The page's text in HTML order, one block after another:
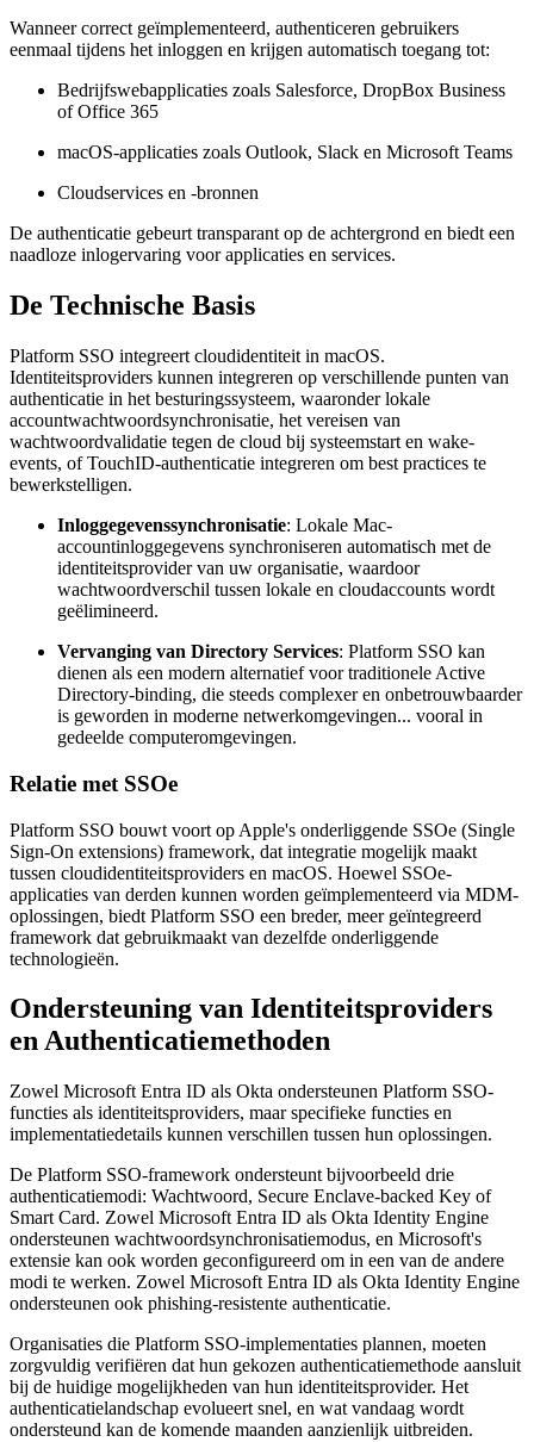
Wanneer correct geïmplementeerd, authenticeren gebruikers
eenmaal tijdens het inloggen en krijgen automatisch toegang tot:
Bedrijfswebapplicaties zoals Salesforce, DropBox Business
of Office 365
macOS-applicaties zoals Outlook, Slack en Microsoft Teams
Cloudservices en -bronnen
De authenticatie gebeurt transparant op de achtergrond en biedt een
naadloze inlogervaring voor applicaties en services.
De Technische Basis
Platform SSO integreert cloudidentiteit in macOS.
Identiteitsproviders kunnen integreren op verschillende punten van
authenticatie in het besturingssysteem, waaronder lokale
accountwachtwoordsynchronisatie, het vereisen van
wachtwoordvalidatie tegen de cloud bij systeemstart en wake-
events, of TouchID-authenticatie integreren om best practices te
bewerkstelligen.
Inloggegevenssynchronisatie: Lokale Mac-
accountinloggegevens synchroniseren automatisch met de
identiteitsprovider van uw organisatie, waardoor
wachtwoordverschil tussen lokale en cloudaccounts wordt
geëlimineerd.
Vervanging van Directory Services: Platform SSO kan
dienen als een modern alternatief voor traditionele Active
Directory-binding, die steeds complexer en onbetrouwbaarder
is geworden in moderne netwerkomgevingen... vooral in
gedeelde computeromgevingen.
Relatie met SSOe
Platform SSO bouwt voort op Apple's onderliggende SSOe (Single
Sign-On extensions) framework, dat integratie mogelijk maakt
tussen cloudidentiteitsproviders en macOS. Hoewel SSOe-
applicaties van derden kunnen worden geïmplementeerd via MDM-
oplossingen, biedt Platform SSO een breder, meer geïntegreerd
framework dat gebruikmaakt van dezelfde onderliggende
technologieën.
Ondersteuning van Identiteitsproviders
en Authenticatiemethoden
Zowel Microsoft Entra ID als Okta ondersteunen Platform SSO-
functies als identiteitsproviders, maar specifieke functies en
implementatiedetails kunnen verschillen tussen hun oplossingen.
De Platform SSO-framework ondersteunt bijvoorbeeld drie
authenticatiemodi: Wachtwoord, Secure Enclave-backed Key of
Smart Card. Zowel Microsoft Entra ID als Okta Identity Engine
ondersteunen wachtwoordsynchronisatiemodus, en Microsoft's
extensie kan ook worden geconfigureerd om in een van de andere
modi te werken. Zowel Microsoft Entra ID als Okta Identity Engine
ondersteunen ook phishing-resistente authenticatie.
Organisaties die Platform SSO-implementaties plannen, moeten
zorgvuldig verifiëren dat hun gekozen authenticatiemethode aansluit
bij de huidige mogelijkheden van hun identiteitsprovider. Het
authenticatielandschap evolueert snel, en wat vandaag wordt
ondersteund kan de komende maanden aanzienlijk uitbreiden.